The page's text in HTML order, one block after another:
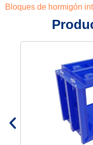
Bloques de hormigón